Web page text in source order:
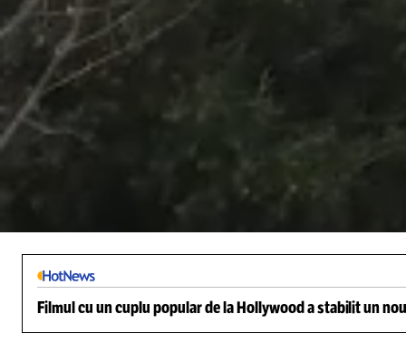
Filmul cu un cuplu popular de la Hollywood a stabilit un